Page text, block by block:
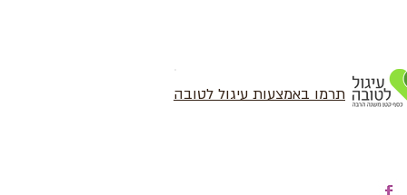
תרמו באמצעות עיגול לטובה